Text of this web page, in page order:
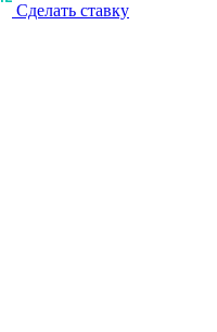
Сделать ставку